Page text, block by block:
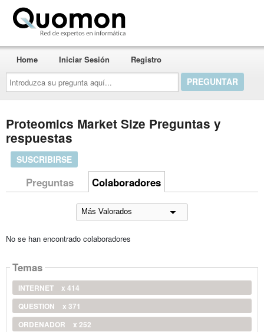
Introduzca
su
pregunta
aquí...
Home Iniciar Sesión Registro
Proteomics Market Size Preguntas y
respuestas
SUSCRIBIRSE
Preguntas Colaboradores
No se han encontrado colaboradores
Temas
INTERNET
x 414
QUESTION
x 371
ORDENADOR
x 252